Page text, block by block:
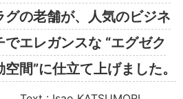
の老舗が、人気のビジネ
エレガンスな “エグゼク
間”に仕立て上げました。